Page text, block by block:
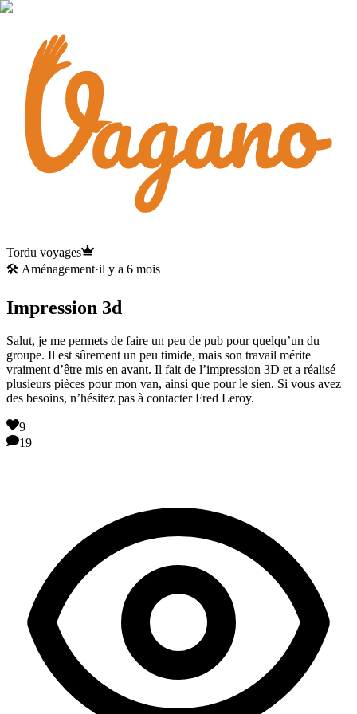
Tordu voyages
🛠️ Aménagement·il y a 6 mois
Impression 3d
Salut, je me permets de faire un peu de pub pour quelqu’un du
groupe. Il est sûrement un peu timide, mais son travail mérite
vraiment d’être mis en avant. Il fait de l’impression 3D et a réalisé
plusieurs pièces pour mon van, ainsi que pour le sien. Si vous avez
des besoins, n’hésitez pas à contacter Fred Leroy.
9
19